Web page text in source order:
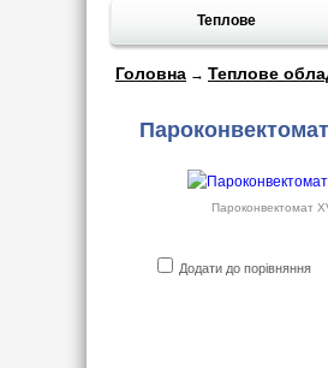
Теплове
Головна → Теплове
Пароконвектомат
Додати до порівняння